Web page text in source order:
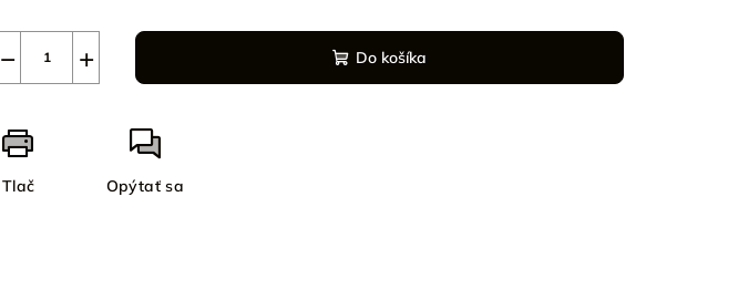
+
− Do košíka
Tlač Opýtať sa